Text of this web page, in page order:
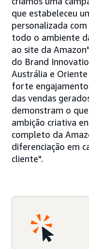
que estabeleceu
personalizada
todo o ambiente
ao site da
do Brand
Austrália e
forte
das vendas
demonstram o
ambição criativa
completo da
diferenciação em
cliente".